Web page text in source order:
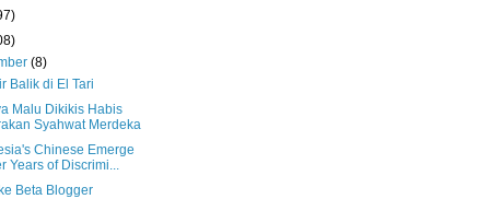
(8)
Balik di El Tari
Malu Dikikis Habis
Syahwat Merdeka
Chinese Emerge
Years of Discrimi...
Beta Blogger